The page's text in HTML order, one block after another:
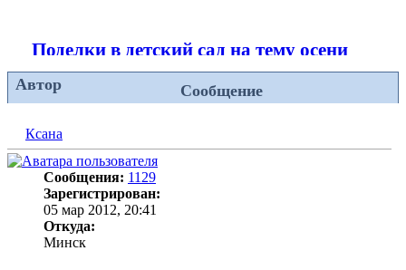
Поделки в детский сад на тему осени
Автор Сообщение
Ксана
Сообщения: 1129
Зарегистрирован:
05 мар 2012, 20:41
Откуда:
Минск